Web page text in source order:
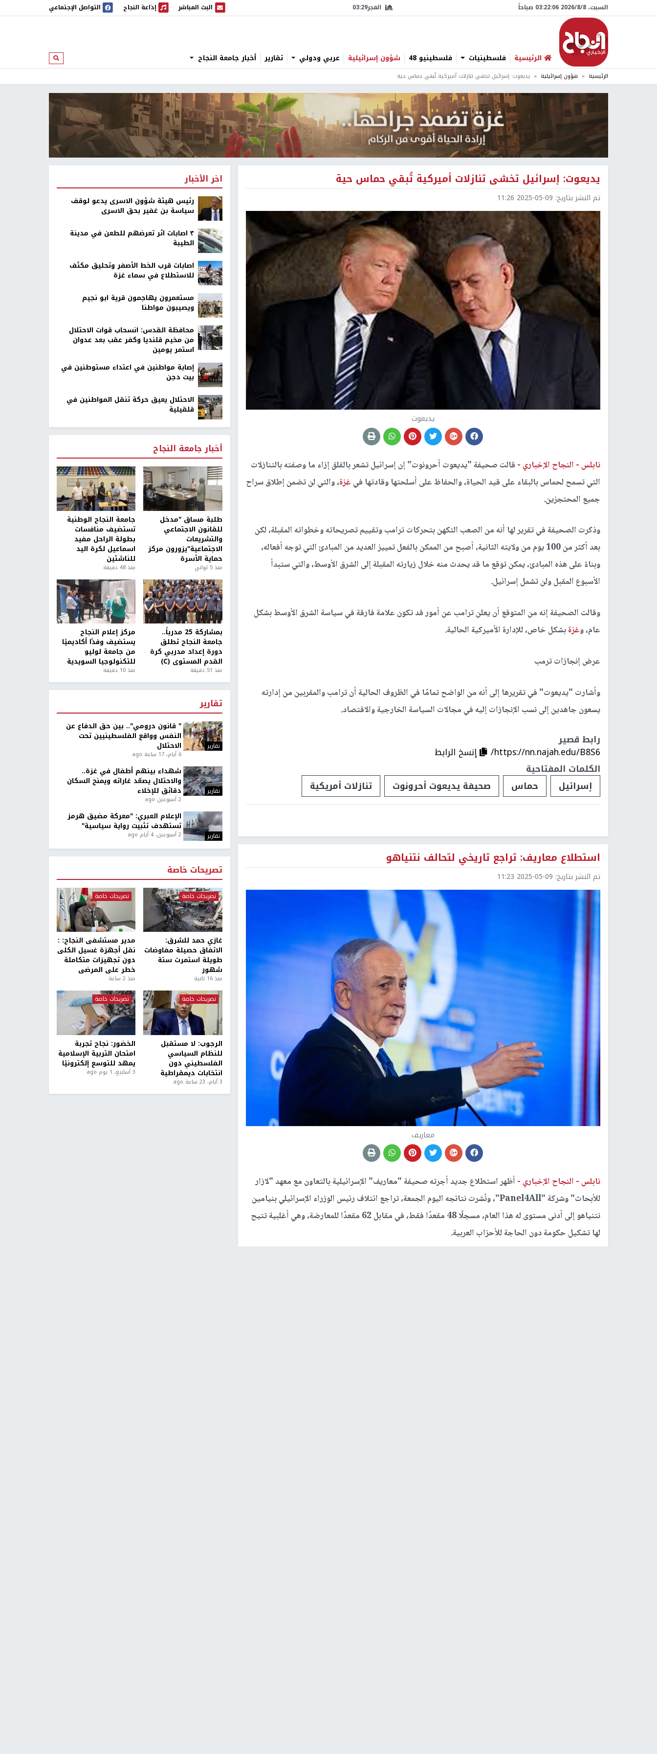
السبت، 8/‏8/‏2026 03:22:07 صباحاً الفجر03:29 البث المباشر
البث المباشر إذاعة النجاح
إذاعة النجاح التواصل الإجتماعي
الرئيسية فلسطينيات فلسطينيو 48 شؤون إسرائيلية عربي ودولي تقارير أخبار جامعة النجاح ابحث
الرئيسية شؤون إسرائيلية يديعوت: إسرائيل تخشى تنازلات أميركية تُبقي حماس حية
يديعوت: إسرائيل تخشى تنازلات أميركية تُبقي حماس حية
تم النشر بتاريخ: 2025-05-09 11:26
يديعوت
نابلس - النجاح الإخباري - قالت صحيفة "يديعوت أحرونوت" إن إسرائيل تشعر بالقلق إزاء ما وصفته بالتنازلات
التي تسمح لحماس بالبقاء على قيد الحياة، والحفاظ على أسلحتها وقادتها في غزة، والتي لن تضمن إطلاق سراح
جميع المحتجزين.
وذكرت الصحيفة في تقرير لها أنه من الصعب التكهن بتحركات ترامب وتقييم تصريحاته وخطواته المقبلة، لكن
بعد أكثر من 100 يوم من ولايته الثانية، أصبح من الممكن بالفعل تمييز العديد من المبادئ التي توجه أفعاله،
وبناءً على هذه المبادئ، يمكن توقع ما قد يحدث منه خلال زيارته المقبلة إلى الشرق الأوسط، والتي ستبدأ
الأسبوع المقبل ولن تشمل إسرائيل.
وقالت الصحيفة إنه من المتوقع أن يعلن ترامب عن أمور قد تكون علامة فارقة في سياسة الشرق الأوسط بشكل
عام، وغزةبشكل خاص، للإدارة الأميركية الحالية.
عرض إنجازات ترمب
وأشارت "يديعوت" في تقريرها إلى أنه من الواضح تمامًا في الظروف الحالية أن ترامب والمقربين من إدارته
يسعون جاهدين إلى نسب الإنجازات إليه في مجالات السياسة الخارجية والاقتصاد.
رابط قصير
https://nn.najah.edu/B8S6/
إنسخ الرابط
الكلمات المفتاحية
إسرائيل
حماس صحيفة يديعوت أحرونوت تنازلات أمريكية
استطلاع معاريف: تراجع تاريخي لتحالف نتنياهو
تم النشر بتاريخ: 2025-05-09 11:23
معاريف
نابلس - النجاح الإخباري - أظهر استطلاع جديد أجرته صحيفة "معاريف" الإسرائيلية بالتعاون مع معهد "لازار
للأبحاث" وشركة "Panel4All"، ونُشرت نتائجه اليوم الجمعة، تراجع ائتلاف رئيس الوزراء الإسرائيلي بنيامين
نتنياهو إلى أدنى مستوى له هذا العام، مسجلًا 48 مقعدًا فقط، في مقابل 62 مقعدًا للمعارضة، وهي أغلبية تتيح
لها تشكيل حكومة دون الحاجة للأحزاب العربية.
اخر الأخبار
رئيس هيئة شؤون الاسرى يدعو لوقف
سياسة بن غفير بحق الاسرى
٣ اصابات اثر تعرضهم للطعن في مدينة
الطيبة
اصابات قرب الخط الأصفر وتحليق مكثف
للاستطلاع في سماء غزة
مستعمرون يهاجمون قرية ابو نجيم
ويصيبون مواطنا
محافظة القدس: انسحاب قوات الاحتلال
من مخيم قلنديا وكفر عقب بعد عدوان
استمر يومين
إصابة مواطنين في اعتداء مستوطنين في
بيت دجن
الاحتلال يعيق حركة تنقل المواطنين في
قلقيلية
أخبار جامعة النجاح
طلبة مساق "مدخل
للقانون الاجتماعي
والتشريعات
الاجتماعية"يزورون مركز
حماية الأسرة
منذ 5 ثواني
جامعة النجاح الوطنية
تستضيف منافسات
بطولة الراحل مفيد
اسماعيل لكرة اليد
للناشئين
منذ 48 دقيقة
بمشاركة 25 مدرباً..
جامعة النجاح تطلق
دورة إعداد مدربي كرة
القدم المستوى (C)
منذ 51 دقيقة
مركز إعلام النجاح
يستضيف وفدًا أكاديميًا
من جامعة لوليو
للتكنولوجيا السويدية
منذ 10 دقيقة
تقارير
تقارير
" قانون درومي".. بين حق الدفاع عن
النفس وواقع الفلسطينيين تحت
الاحتلال
6 أيام، 17 ساعة ago
تقارير
شهداء بينهم أطفال في غزة..
والاحتلال يصعّد غاراته ويمنح السكان
دقائق للإخلاء
2 أسبوعين ago
تقارير
الإعلام العبري: "معركة مضيق هرمز
تستهدف تثبيت رواية سياسية"
2 أسبوعين، 4 أيام ago
تصريحات خاصة
تصريحات خاصة
غازي حمد للشرق:
الاتفاق حصيلة مفاوضات
طويلة استمرت ستة
شهور
منذ 16 ثانية
تصريحات خاصة
مدير مستشفى النجاح: :
نقل أجهزة غسيل الكلى
دون تجهيزات متكاملة
خطر على المرضى
منذ 2 ساعة
تصريحات خاصة
الرجوب: لا مستقبل
للنظام السياسي
الفلسطيني دون
انتخابات ديمقراطية
3 أيام، 23 ساعة ago
تصريحات خاصة
الخضور: نجاح تجربة
امتحان التربية الإسلامية
يمهد للتوسع إلكترونيًا
3 أسابيع، 1 يوم ago